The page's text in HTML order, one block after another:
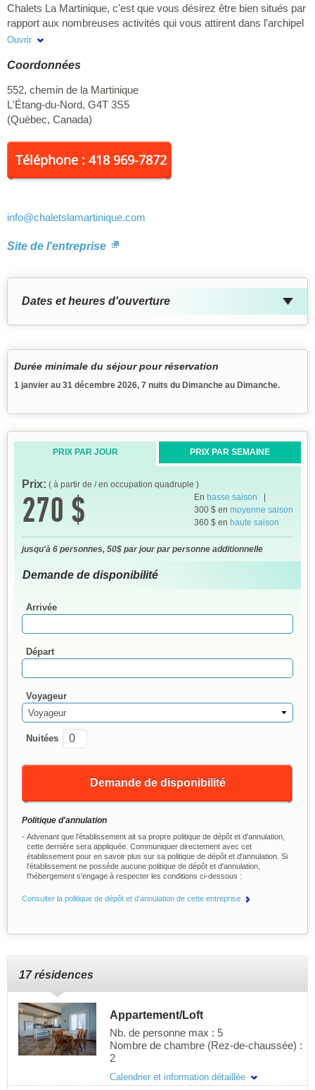
Chalets La Martinique, c'est que vous désirez être bien situés par
rapport aux nombreuses activités qui vous attirent dans l'archipel
ou en fonction du calme, du confort et de la sécurité des lieux.
plages où l'eau est la plus chaude. Qui ne souhaite pas, en
tout apporter dans ses bagages? Vous trouverez tout sur place
quand viendra le temps de préparer de succulents repas avec
des spécialités locales ou des aliments frais que vous aurez
achetés à l'une des réputées poissonneries des îles. Pas
d'obligation d'horaire pour les repas : vous serez comme chez
vous. La location d'un chalet permet d'avoir l'assurance de se
toujours recherchées par les voyageurs. La dimension des
le service de buanderie sont également appréciés de nos clients.
Ouvrir
Coordonnées
552, chemin de la Martinique
L'Étang-du-Nord, G4T 3S5
(Québec, Canada)
Téléphone : 418 969-7872
info@chaletslamartinique.com
Site de l'entreprise
Dates et heures d'ouverture
Durée minimale du séjour pour réservation
1 janvier au 31 décembre 2026, 7 nuits du Dimanche au Dimanche.
PRIX PAR JOUR PRIX PAR SEMAINE
Prix: ( à partir de / en occupation quadruple )
270 $ En basse saison
300 $ en moyenne saison
360 $ en haute saison
jusqu'à 6 personnes, 50$ par jour par personne additionnelle
Demande de disponibilité
Arrivée
Départ
Voyageur
Voyageur
Nuitées
Demande de disponibilité
Politique d'annulation
Advenant que l'établissement ait sa propre politique de dépôt et d'annulation,
cette dernière sera appliquée. Communiquer directement avec cet
établissement pour en savoir plus sur sa politique de dépôt et d'annulation. Si
l'établissement ne possède aucune politique de dépôt et d'annulation,
l'hébergement s'engage à respecter les conditions ci-dessous :
Consulter la politique de dépôt et d'annulation de cette entreprise
17 résidences
Appartement/Loft
Nb. de personne max : 5
Nombre de chambre (Rez-de-chaussée) :
2
Tranquillité des lieux et tranquillité d'esprit
Calendrier et information détaillée